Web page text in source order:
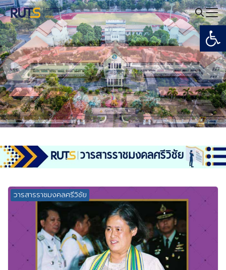
Skip
to
content
Search
for:
วารสารราชมงคลศรีวิชัย